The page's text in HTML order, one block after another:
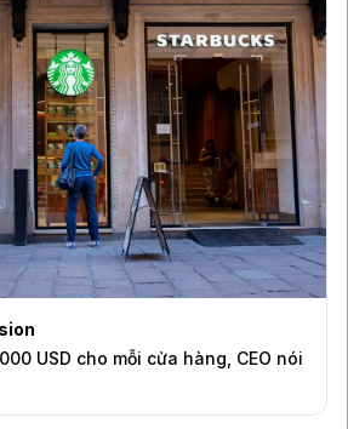
USD cho mỗi cửa hàng, CEO nói